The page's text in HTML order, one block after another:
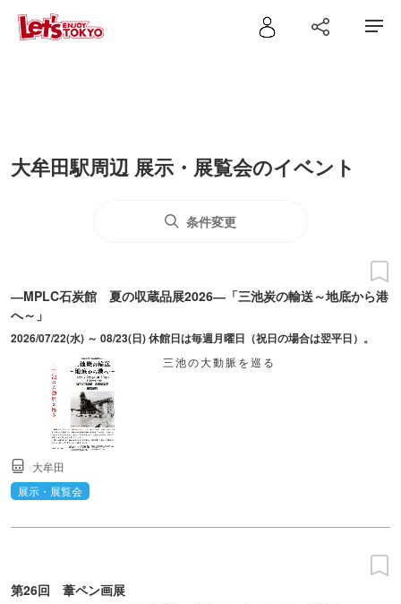
大牟田駅周辺 展示・展覧会のイベント
条件変更
―MPLC石炭館 夏の収蔵品展2026―「三池炭の輸送～地底から港
へ～」
2026/07/22(水) ～ 08/23(日) 休館日は毎週月曜日（祝日の場合は翌平日）。
三池の大動脈を巡る
大牟田
展示・展覧会
第26回 葦ペン画展